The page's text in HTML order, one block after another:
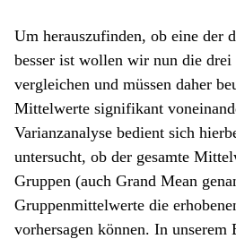
Um herauszufinden, ob eine der
besser ist wollen wir nun die
vergleichen und müssen daher
Mittelwerte signifikant
Varianzanalyse bedient sich
untersucht, ob der gesamte
Gruppen (auch Grand Mean
Gruppenmittelwerte die
vorhersagen können. In unserem